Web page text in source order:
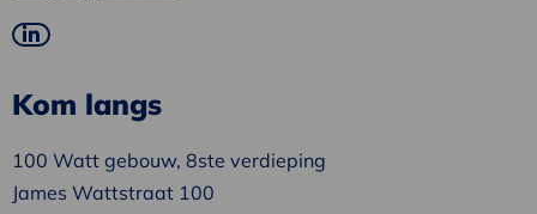
Ga
LinkedIn
Kom langs
100 Watt gebouw, 8ste verdieping
James Wattstraat 100